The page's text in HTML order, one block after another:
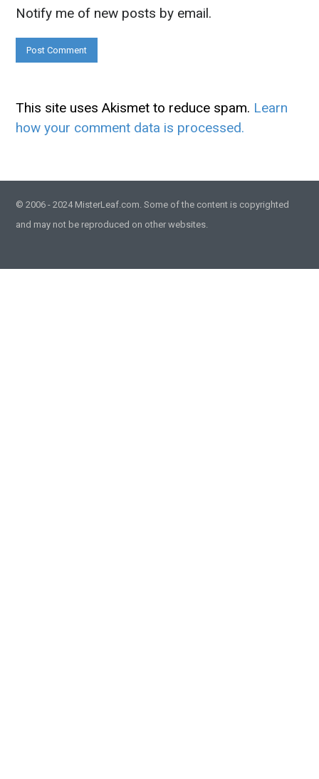
Notify me of new posts by email.
This site uses Akismet to reduce spam. Learn
how your comment data is processed.
© 2006 - 2024 MisterLeaf.com. Some of the content is copyrighted
and may not be reproduced on other websites.